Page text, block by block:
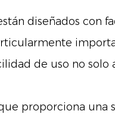
diseñados con
de uso no solo
proporciona una